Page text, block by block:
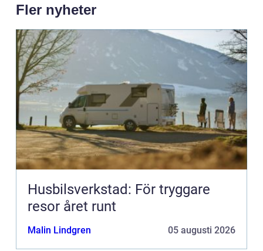
Fler nyheter
Husbilsverkstad: För tryggare
resor året runt
Malin Lindgren 05 augusti 2026